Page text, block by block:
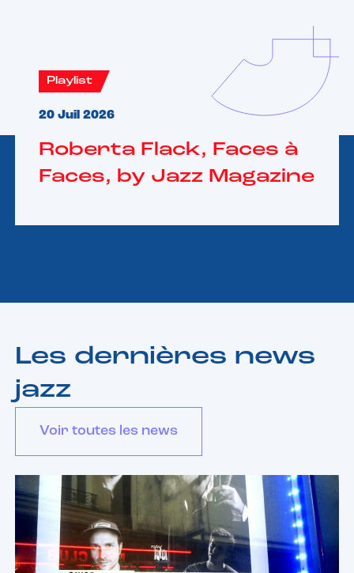
Playlist
20 Juil 2026
Roberta Flack, Faces à
Faces, by Jazz Magazine
Les dernières news
jazz
Voir toutes les news